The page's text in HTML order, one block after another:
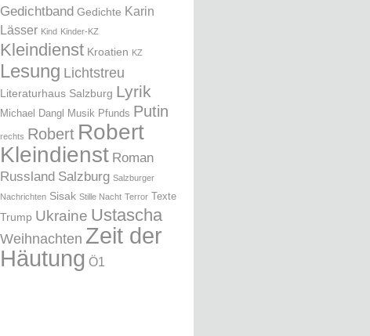
Gedichtband Gedichte Karin
Lässer Kind Kinder-KZ
Kleindienst Kroatien KZ
Lesung Lichtstreu
Literaturhaus Salzburg Lyrik
Michael Dangl Musik Pfunds Putin
rechts Robert Robert
Kleindienst Roman
Russland Salzburg Salzburger
Nachrichten Sisak Stille Nacht Terror Texte
Trump Ukraine Ustascha
Weihnachten Zeit der
Häutung Ö1